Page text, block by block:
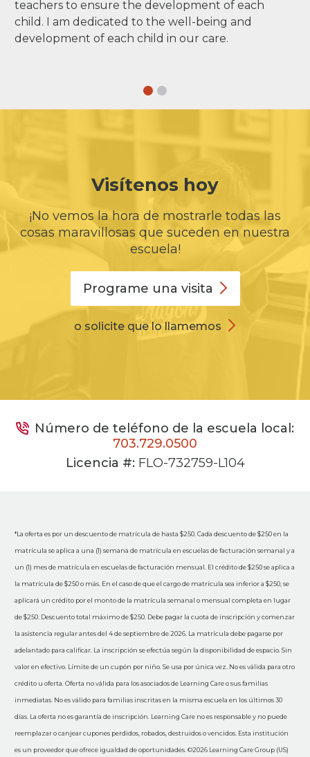
teachers to ensure the development of each
child. I am dedicated to the well-being and
development of each child in our care.
Visítenos hoy
¡No vemos la hora de mostrarle todas las
cosas maravillosas que suceden en nuestra
escuela!
Programe una visita
o solicite que lo llamemos
Número de teléfono de la escuela local:
703.729.0500
Licencia #:FLO-732759-L104
*La oferta es por un descuento de matrícula de hasta $250. Cada descuento de $250 en la
matrícula se aplica a una (1) semana de matrícula en escuelas de facturación semanal y a
un (1) mes de matrícula en escuelas de facturación mensual. El crédito de $250 se aplica a
la matrícula de $250 o más. En el caso de que el cargo de matrícula sea inferior a $250, se
aplicará un crédito por el monto de la matrícula semanal o mensual completa en lugar
de $250. Descuento total máximo de $250. Debe pagar la cuota de inscripción y comenzar
la asistencia regular antes del 4 de septiembre de 2026. La matrícula debe pagarse por
adelantado para calificar. La inscripción se efectúa según la disponibilidad de espacio. Sin
valor en efectivo. Límite de un cupón por niño. Se usa por única vez. No es válida para otro
crédito u oferta. Oferta no válida para los asociados de Learning Care o sus familias
inmediatas. No es válido para familias inscritas en la misma escuela en los últimos 30
días. La oferta no es garantía de inscripción. Learning Care no es responsable y no puede
reemplazar o canjear cupones perdidos, robados, destruidos o vencidos. Esta institución
es un proveedor que ofrece igualdad de oportunidades. ©2026 Learning Care Group (US)